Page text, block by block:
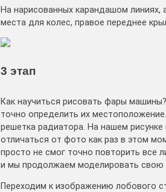
На нарисованных карандашом линиях,
места для колес, правое переднее
3 этап
Как научиться рисовать фары
точно определить их
решетка радиатора. На нашем
отличаться от фото как раз в этом
просто не смог точно повторить все
и мы продолжаем моделировать свою
Переходим к изображению лобового